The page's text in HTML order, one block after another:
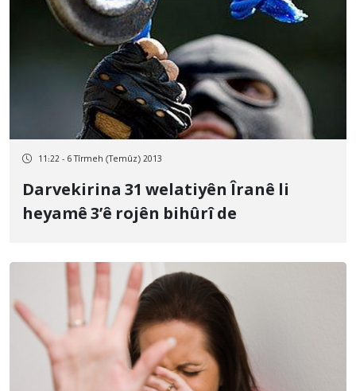
11:22 - 6 Tîrmeh (Temûz) 2013
Darvekirina 31 welatiyên Îranê li
heyamê 3’ê rojên bihûrî de